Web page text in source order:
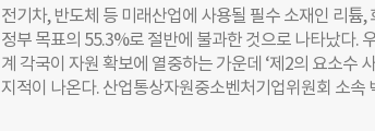
전기차, 반도체 등 미래산업에 사용될 필수 소재인 리튬,
정부 목표의 55.3%로 절반에 불과한 것으로 나타났다.
계 각국이 자원 확보에 열중하는 가운데 ‘제2의 요소수
지적이 나온다. 산업통상자원중소벤처기업위원회 소속